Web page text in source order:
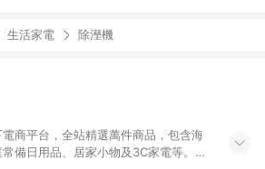
生活家電 除溼機
商平台，全站精選萬件商品，包含海
備日用品、居家小物及3C家電等。全